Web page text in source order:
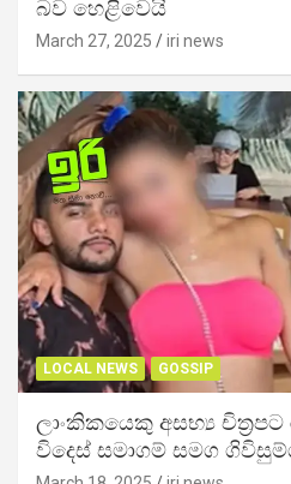
බව හෙළිවෙයි
March 27, 2025 iri news
LOCAL NEWS GOSSIP
ලාංකිකයෙකු අසභ්‍ය
විදෙස් සමාගම් සමග